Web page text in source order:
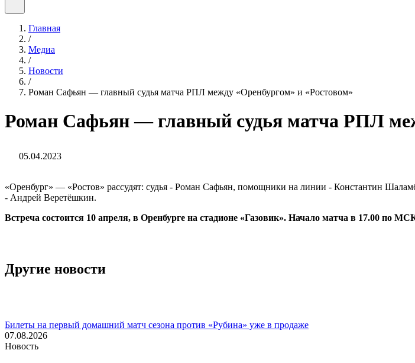
Главная
/
Медиа
/
Новости
/
Роман Сафьян — главный судья матча РПЛ между «Оренбургом» и «Ростовом»
Роман Сафьян — главный судья матча РПЛ
05.04.2023
«Оренбург» — «Ростов» рассудят: судья - Роман Сафьян, помощники на линии - Константин
- Андрей Веретёшкин.
Встреча состоится 10 апреля, в Оренбурге на стадионе «Газовик». Начало матча в 17.00 по
Другие новости
Билеты на первый домашний матч сезона против «Рубина» уже в продаже
07.08.2026
Новость